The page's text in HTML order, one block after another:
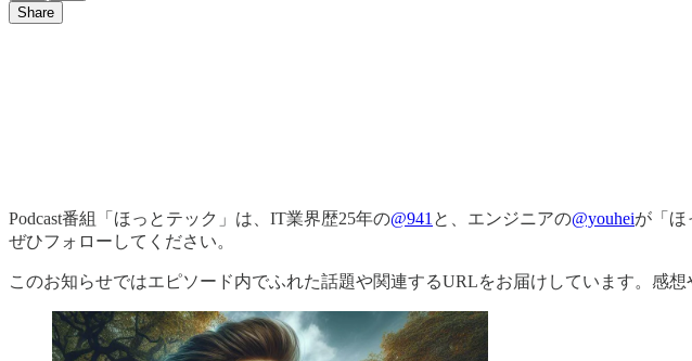
Share
Podcast番組「ほっとテック」は、IT業界歴25年の@941 と、エンジニアの@youheiが「ほ
ぜひフォローしてください。
このお知らせではエピソード内でふれた話題や関連するURLをお届けしています。感想